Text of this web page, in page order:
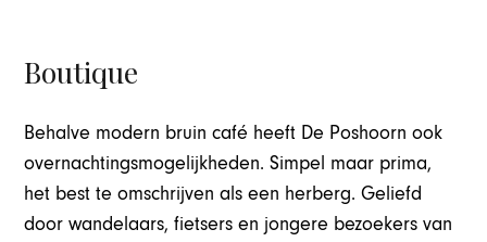
Boutique
Behalve modern bruin café heeft De Poshoorn ook
overnachtingsmogelijkheden. Simpel maar prima,
het best te omschrijven als een herberg. Geliefd
door wandelaars, fietsers en jongere bezoekers van